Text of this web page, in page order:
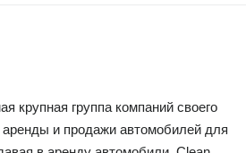
крупная группа компаний своего
и продажи автомобилей для